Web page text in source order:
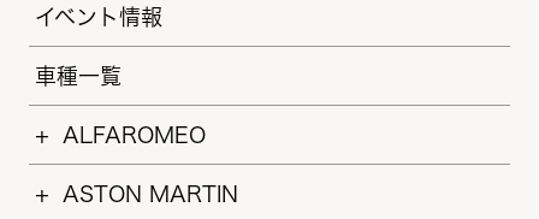
イベント情報
車種一覧
ALFAROMEO
ASTON MARTIN